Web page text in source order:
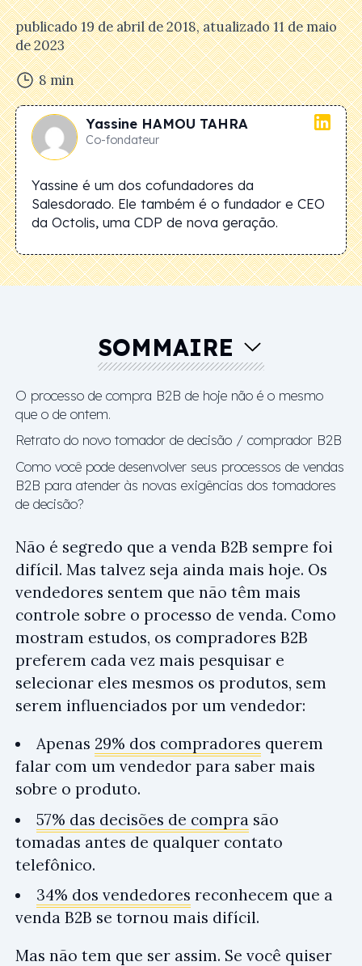
publicado19 de abril de 2018, atualizado11 de maio
de 2023
8 min
Yassine HAMOU TAHRA
Co-fondateur
Yassine é um dos cofundadores da
Salesdorado. Ele também é o fundador e CEO
da Octolis, uma CDP de nova geração.
SOMMAIRE
O processo de compra B2B de hoje não é o mesmo
que o de ontem.
Retrato do novo tomador de decisão / comprador B2B
Como você pode desenvolver seus processos de vendas
B2B para atender às novas exigências dos tomadores
de decisão?
Não é segredo que a venda B2B sempre foi
difícil. Mas talvez seja ainda mais hoje. Os
vendedores sentem que não têm mais
controle sobre o processo de venda. Como
mostram estudos, os compradores B2B
preferem cada vez mais pesquisar e
selecionar eles mesmos os produtos, sem
serem influenciados por um vendedor:
Apenas 29% dos compradores querem
falar com um vendedor para saber mais
sobre o produto.
57% das decisões de compra são
tomadas antes de qualquer contato
telefônico.
34% dos vendedores reconhecem que a
venda B2B se tornou mais difícil.
Mas não tem que ser assim. Se você quiser